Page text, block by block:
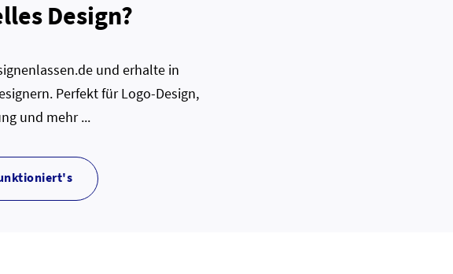
Design?
und erhalte in
Perfekt für Logo-Design,
und mehr ...